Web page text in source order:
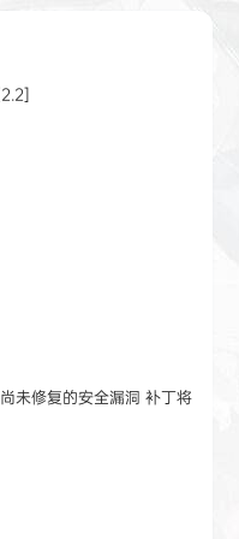
未修复的安全漏洞 补丁将